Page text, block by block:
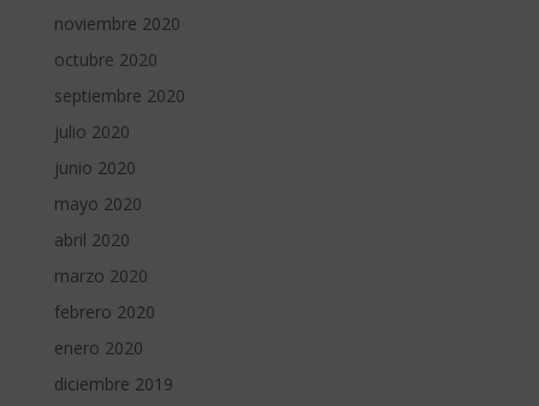
noviembre 2020
octubre 2020
septiembre 2020
julio 2020
junio 2020
mayo 2020
abril 2020
marzo 2020
febrero 2020
enero 2020
diciembre 2019